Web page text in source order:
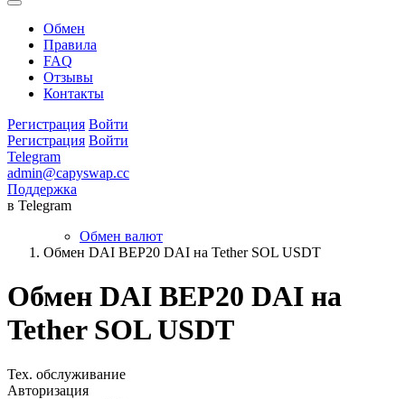
Обмен
Правила
FAQ
Отзывы
Контакты
Регистрация Войти
Регистрация Войти
Telegram
admin@capyswap.cc
Поддержка
в Telegram
Обмен валют
Обмен DAI BEP20 DAI на Tether SOL USDT
Обмен DAI BEP20 DAI на
Tether SOL USDT
Тех. обслуживание
Авторизация